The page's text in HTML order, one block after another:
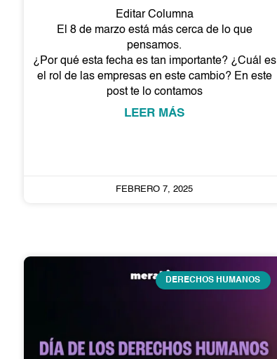
Editar Columna
El 8 de marzo está más cerca de lo que
pensamos.
¿Por qué esta fecha es tan importante? ¿Cuál es
el rol de las empresas en este cambio? En este
post te lo contamos
LEER MÁS
FEBRERO 7, 2025
DERECHOS HUMANOS